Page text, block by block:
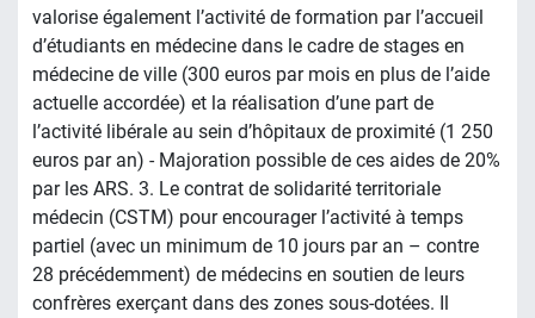
valorise également l’activité de formation par l’accueil
d’étudiants en médecine dans le cadre de stages en
médecine de ville (300 euros par mois en plus de l’aide
actuelle accordée) et la réalisation d’une part de
l’activité libérale au sein d’hôpitaux de proximité (1 250
euros par an) - Majoration possible de ces aides de 20%
par les ARS. 3. Le contrat de solidarité territoriale
médecin (CSTM) pour encourager l’activité à temps
partiel (avec un minimum de 10 jours par an – contre
28 précédemment) de médecins en soutien de leurs
confrères exerçant dans des zones sous-dotées. Il